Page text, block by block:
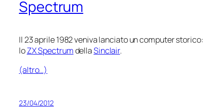
Spectrum
Il 23 aprile 1982 veniva lanciato un computer storico:
loZX SpectrumdellaSinclair.
(altro…)
23/04/2012